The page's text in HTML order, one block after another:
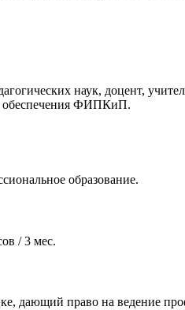
наук, доцент,
обеспечения ФИПКиП.
образование.
/ 3 мес.
дающий право на ведение